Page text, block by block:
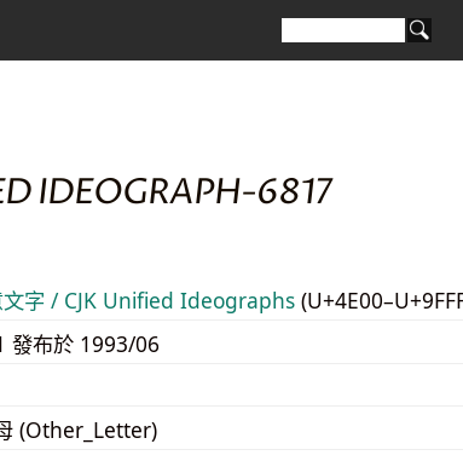
IDEOGRAPH-6817
文字 / CJK Unified Ideographs
發布於 1993/06
(Other_Letter)